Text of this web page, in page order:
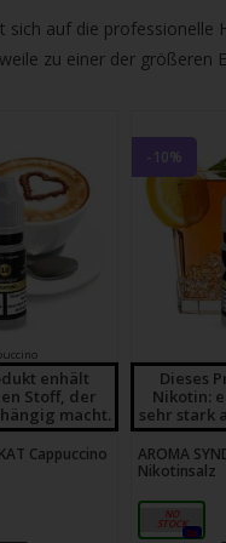
Ergebnis
auszuwählen.
Eingabetaste,
um
zum
Suchergebnis
Benutzer
von
Touchgeräten
können
auf die
zu einer der größeren
enhält
Stoff, der
macht.
Cappuccino
-10%
Dieses
Nikotin:
sehr stark
AROMA
Nikotinsalz
18mg
0x